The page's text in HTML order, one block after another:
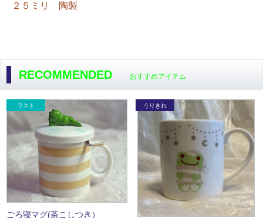
２５ミリ 陶製
RECOMMENDED おすすめアイテム
ごろ寝マグ(茶こしつき）